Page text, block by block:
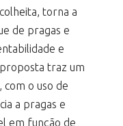
torna a
de pragas e
e
traz um
com o uso de
a pragas e
em função de